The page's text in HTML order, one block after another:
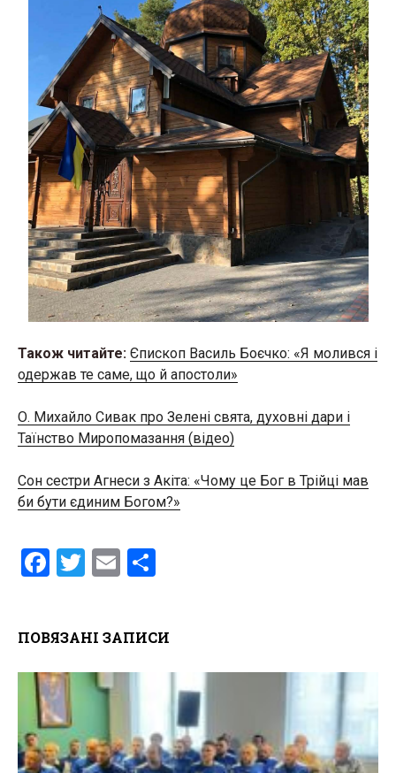
Також читайте: Єпископ Василь Боєчко: «Я молився і
одержав те саме, що й апостоли»
О. Михайло Сивак про Зелені свята, духовні дари і
Таїнство Миропомазання (відео)
Сон сестри Агнеси з Акіта: «Чому це Бог в Трійці мав
би бути єдиним Богом?»
F
b
o
o
k
T
er
E
e
ПОВЯЗАНІ ЗАПИСИ